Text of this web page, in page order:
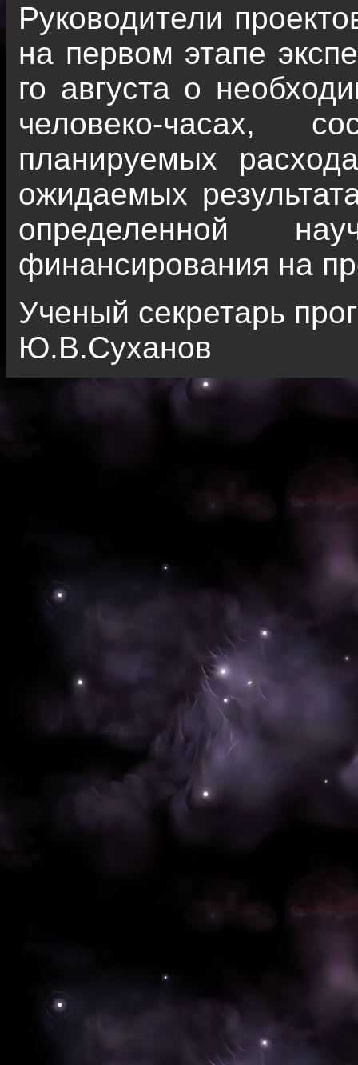
Руководители
на первом этапе
го августа о
человеко-часах,
планируемых
ожидаемых
определенной
финансирования на
Ученый секретарь
Ю.В.Суханов